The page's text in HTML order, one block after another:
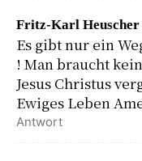
Fritz-Karl Heuscher
Es gibt nur ein
! Man braucht
Jesus Christus
Ewiges Leben
Antwort